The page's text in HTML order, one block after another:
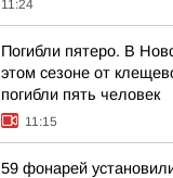
11:24
Погибли пятеро. В
этом сезоне от
погибли пять человек
11:15
59 фонарей